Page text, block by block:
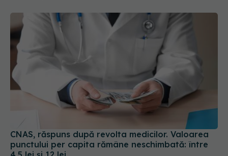
CNAS, răspuns după revolta medicilor. Valoarea
punctului per capita rămâne neschimbată: între
4,5 lei și 12 lei
02 iul 2024, 09:11